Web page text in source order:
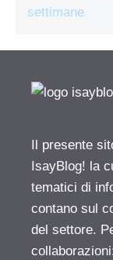
settimane
Il presente
IsayBlog! la
tematici di
contano sul
del settore.